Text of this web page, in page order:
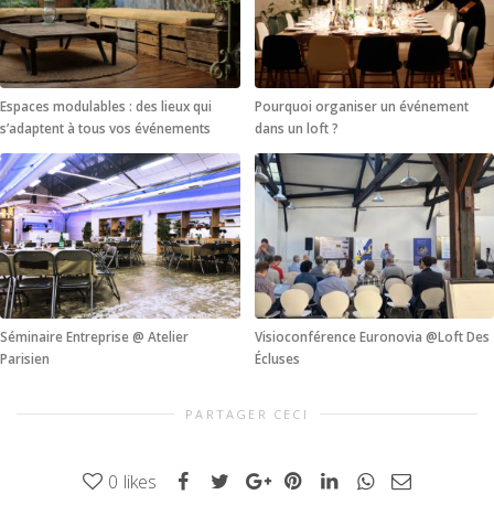
Espaces modulables : des lieux qui
s’adaptent à tous vos événements
Pourquoi organiser un événement
dans un loft ?
Séminaire Entreprise @ Atelier
Parisien
Visioconférence Euronovia @Loft Des
Écluses
PARTAGER CECI
0 likes